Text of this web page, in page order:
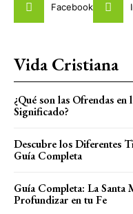
Facebook
Vida Cristiana
¿Qué son las Ofrendas
Significado?
Descubre los Diferentes
Guía Completa
Guía Completa: La Santa
Profundizar en tu Fe